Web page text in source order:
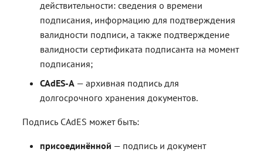
действительности: сведения о времени
подписания, информацию для подтверждения
валидности подписи, а также подтверждение
валидности сертификата подписанта на момент
подписания;
CAdES-A — архивная подпись для
долгосрочного хранения документов.
Подпись CAdES может быть:
присоединённой — подпись и документ